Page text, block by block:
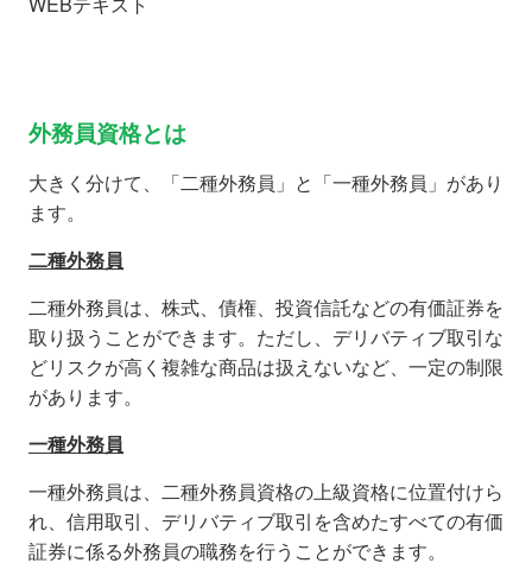
外務員資格とは
大きく分けて、「二種外務員」と「一種外務員」があり
ます。
二種外務員
二種外務員は、株式、債権、投資信託などの有価証券を
取り扱うことができます。ただし、デリバティブ取引な
どリスクが高く複雑な商品は扱えないなど、一定の制限
があります。
一種外務員
一種外務員は、二種外務員資格の上級資格に位置付けら
れ、信用取引、デリバティブ取引を含めたすべての有価
証券に係る外務員の職務を行うことができます。